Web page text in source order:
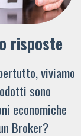
risposte
viviamo
sono
economiche
Broker?